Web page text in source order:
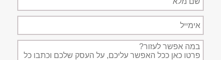
מלא
תיאור
הפניה